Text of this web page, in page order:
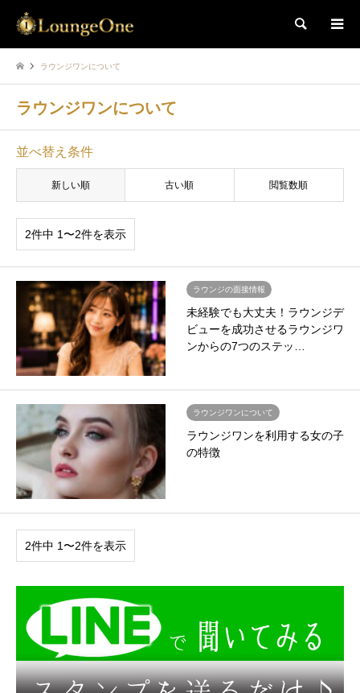
検索
ラウンジワンについて
ラウンジワンについて
並べ替え条件
新しい順 古い順 閲覧数順
2件中 1〜2件を表示
ラウンジの面接情報
未経験でも大丈夫！ラウンジデ
ビューを成功させるラウンジワ
ンからの7つのステッ…
ラウンジワンについて
ラウンジワンを利用する女の子
の特徴
2件中 1〜2件を表示